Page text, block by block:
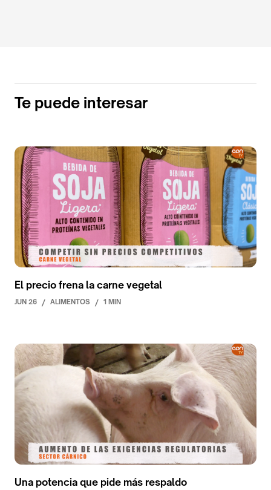
Te puede interesar
El precio frena la carne vegetal
JUN 26 / ALIMENTOS / 1 MIN
Una potencia que pide más respaldo